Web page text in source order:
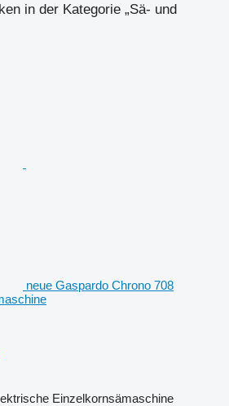
in der Kategorie „Sä- und
neue Gaspardo Chrono 708
Einzelkornsämaschine